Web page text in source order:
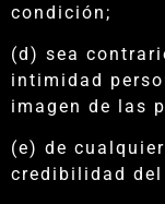
condición;
(d) sea
intimidad
imagen de las
(e) de
credibilidad